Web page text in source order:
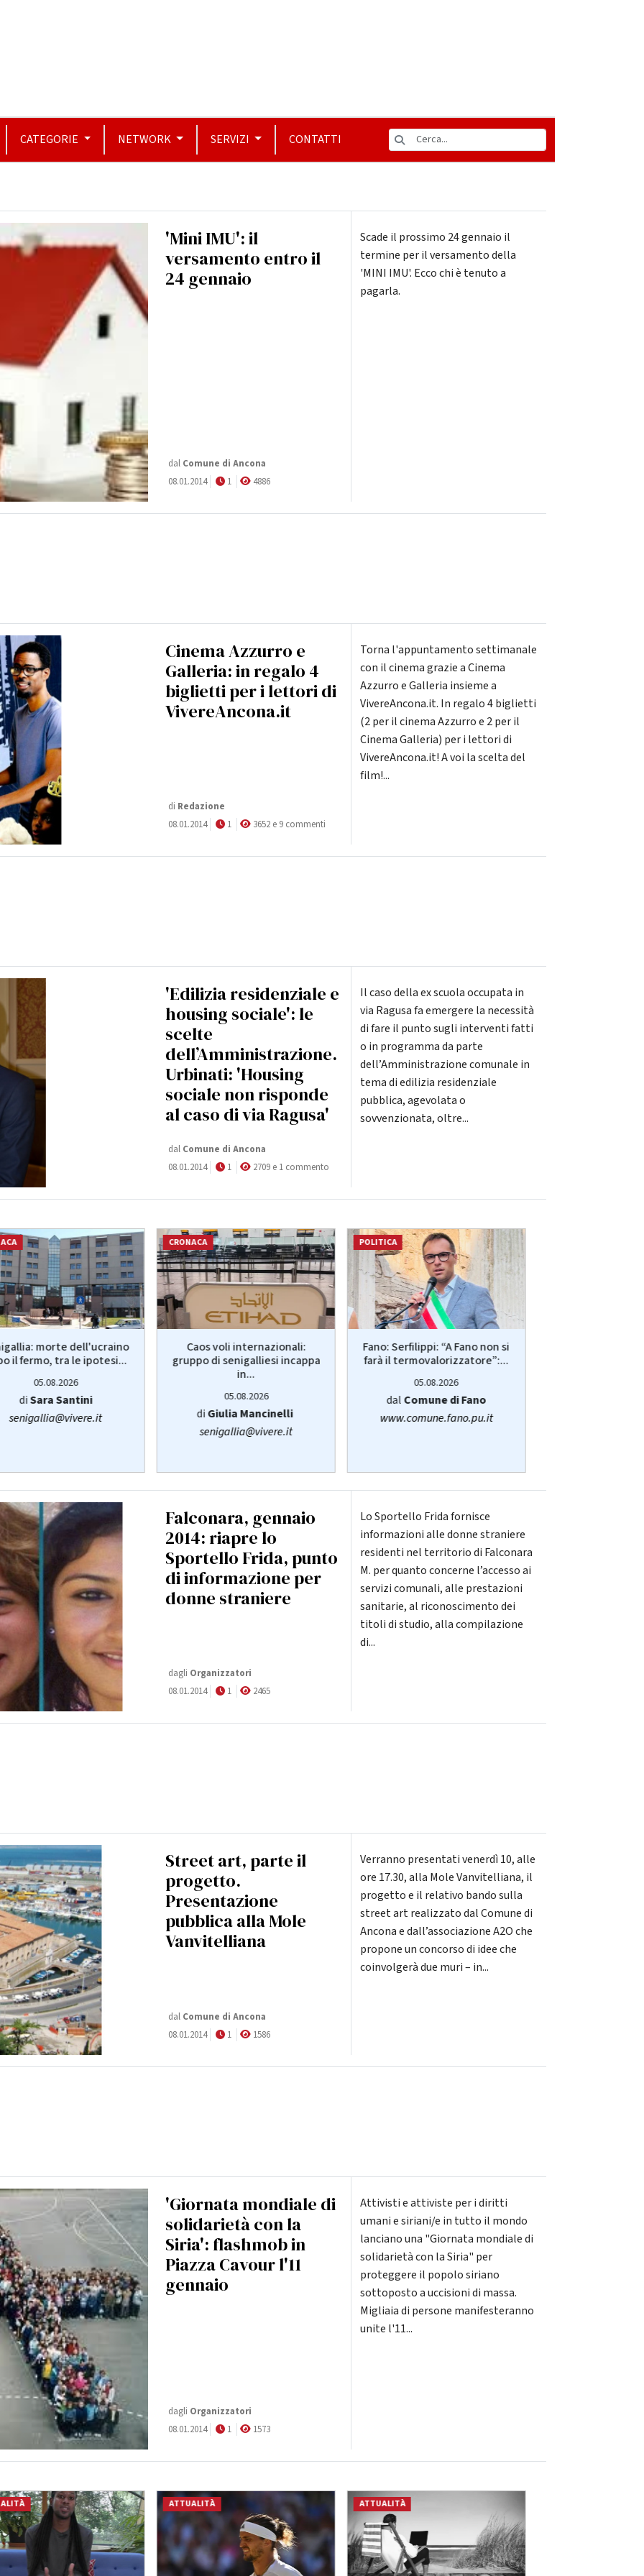
CATEGORIE NETWORK SERVIZI CONTATTI
'Mini IMU': il
versamento entro il
24 gennaio
dal Comune di Ancona
08.01.2014
1 4886
Scade il prossimo 24 gennaio il
termine per il versamento della
'MINI IMU'. Ecco chi è tenuto a
pagarla.
Cinema Azzurro e
Galleria: in regalo 4
biglietti per i lettori di
VivereAncona.it
di Redazione
08.01.2014
1 3652 e 9 commenti
Torna l'appuntamento settimanale
con il cinema grazie a Cinema
Azzurro e Galleria insieme a
VivereAncona.it. In regalo 4 biglietti
(2 per il cinema Azzurro e 2 per il
Cinema Galleria) per i lettori di
VivereAncona.it! A voi la scelta del
film!...
'Edilizia residenziale e
housing sociale': le
scelte
dell’Amministrazione.
Urbinati: 'Housing
sociale non risponde
al caso di via Ragusa'
dal Comune di Ancona
08.01.2014
1 2709 e 1 commento
Il caso della ex scuola occupata in
via Ragusa fa emergere la necessità
di fare il punto sugli interventi fatti
o in programma da parte
dell’Amministrazione comunale in
tema di edilizia residenziale
pubblica, agevolata o
sovvenzionata, oltre...
morte dell'ucraino
il fermo, tra le ipotesi...
05.08.2026
diSara Santini
senigallia@vivere.it
CRONACA
Caos voli internazionali:
gruppo di senigalliesi incappa
in...
05.08.2026
diGiulia Mancinelli
senigallia@vivere.it
POLITICA
Fano: Serfilippi: “A Fano non si
farà il termovalorizzatore”:...
05.08.2026
dalComune di Fano
www.comune.fano.pu.it
Falconara, gennaio
2014: riapre lo
Sportello Frida, punto
di informazione per
donne straniere
dagli Organizzatori
08.01.2014
1 2465
Lo Sportello Frida fornisce
informazioni alle donne straniere
residenti nel territorio di Falconara
M. per quanto concerne l’accesso ai
servizi comunali, alle prestazioni
sanitarie, al riconoscimento dei
titoli di studio, alla compilazione
di...
Street art, parte il
progetto.
Presentazione
pubblica alla Mole
Vanvitelliana
dal Comune di Ancona
08.01.2014
1 1586
Verranno presentati venerdì 10, alle
ore 17.30, alla Mole Vanvitelliana, il
progetto e il relativo bando sulla
street art realizzato dal Comune di
Ancona e dall’associazione A2O che
propone un concorso di idee che
coinvolgerà due muri – in...
'Giornata mondiale di
solidarietà con la
Siria': flashmob in
Piazza Cavour l'11
gennaio
dagli Organizzatori
08.01.2014
1 1573
Attivisti e attiviste per i diritti
umani e siriani/e in tutto il mondo
lanciano una "Giornata mondiale di
solidarietà con la Siria" per
proteggere il popolo siriano
sottoposto a uccisioni di massa.
Migliaia di persone manifesteranno
unite l'11...
ATTUALITÀ ATTUALITÀ